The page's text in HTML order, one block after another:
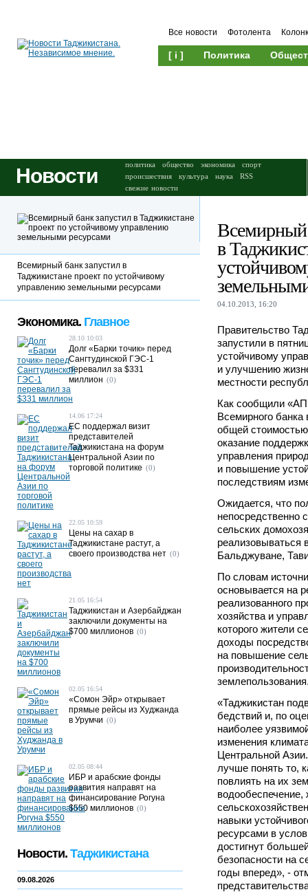
Все новости Фотолента
[ i ] Политика
Новости политика общество экономика
спорт
происшествия
культура наука
RSS
свежие новости
Всемирный
в
04.10.2013, 16:20
Правительство
запустили в
устойчивому
и улучшению
местности
Как сообщили
Всемирного
общей
оказание
управления
и повышение
последствиям
Ожидается, что
непосредственно
сельских
реализовываться
Бальджуване,
По словам
основывается на
реализованного
хозяйства и
которого жители
доходы
на повышение
«Таджикистан
бедствий и, по
наиболее
изменения
Центральной
лучше понять то,
повлиять на их
водообеспечение,
навыки
ресурсами в
достигнут
безопасности на
годы вперед», -
Всемирный банк запустил в
Таджикистане проект по устойчивому
управлению земельными ресурсами
Экономика. Главное
28.10 10:03
Долг «Барки точик» перед
Сангтудинской ГЭС-1
перевалил за $331
миллион (0)
14.06 17:24
ЕС поддержал визит
представителей
Таджикистана на форум
Центральной Азии по
торговой политике (0)
22.05 10:59
Цены на сахар в
Таджикистане растут, а
своего производства нет (0)
21.05 16:54
Таджикистан и Азербайджан
заключили документы на
$700 миллионов (0)
02.05 16:54
«Сомон Эйр» открывает
прямые рейсы из Худжанда
в Урумчи (0)
02.05 08:44
ИБР и арабские фонды
развития направят на
финансирование Рогуна
$550 миллионов (0)
Новости. Таджикистана
09.08.2026